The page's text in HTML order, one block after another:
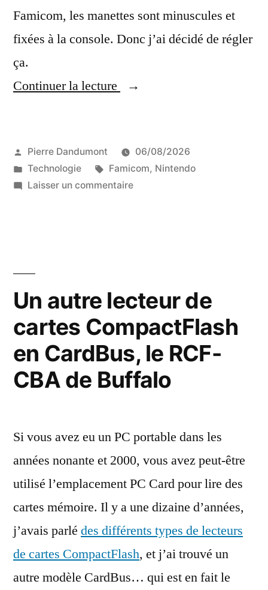
Famicom, les manettes sont minuscules et
fixées à la console. Donc j’ai décidé de régler
ça.
Continuer la lecture
« Une
de
Famicom
sans
la
taille
enfant »
Publié
par
Pierre Dandumont
06/08/2026
Publié
dans
Technologie Étiquettes :
Famicom, Nintendo
Laisser un commentairesur
la
Mini,
sans
la
taille
Un autre lecteur de
cartes CompactFlash
en CardBus, le RCF-
CBA de Buffalo
Si vous avez eu un PC portable dans les
années nonante et 2000, vous avez peut-être
utilisé l’emplacement PC Card pour lire des
cartes mémoire. Il y a une dizaine d’années,
j’avais parlé des différents types de lecteurs
de cartes CompactFlash, et j’ai trouvé un
autre modèle CardBus… qui est en fait le